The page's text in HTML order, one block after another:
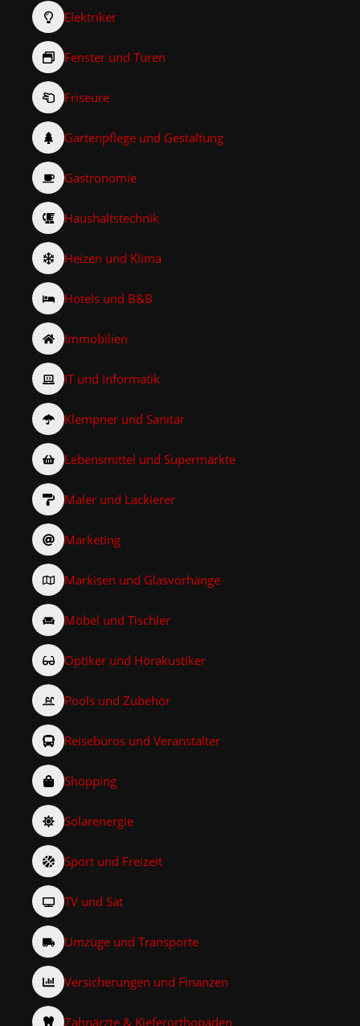
Elektriker
Fenster und Türen
Friseure
Gartenpflege und Gestaltung
Gastronomie
Haushaltstechnik
Heizen und Klima
Hotels und B&B
Immobilien
IT und Informatik
Klempner und Sanitär
Lebensmittel und Supermärkte
Maler und Lackierer
Marketing
Markisen und Glasvorhänge
Möbel und Tischler
Optiker und Hörakustiker
Pools und Zubehör
Reisebüros und Veranstalter
Shopping
Solarenergie
Sport und Freizeit
TV und Sat
Umzüge und Transporte
Versicherungen und Finanzen
Zahnärzte & Kieferorthopäden